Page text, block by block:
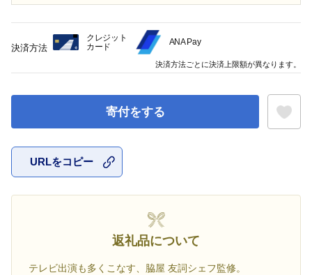
寄付をする
URLをコピー
返礼品について
テレビ出演も多くこなす、脇屋 友詞シェフ監修。
決済方法
クレジット
カード
ANA Pay
決済方法ごとに決済上限額が異なります。